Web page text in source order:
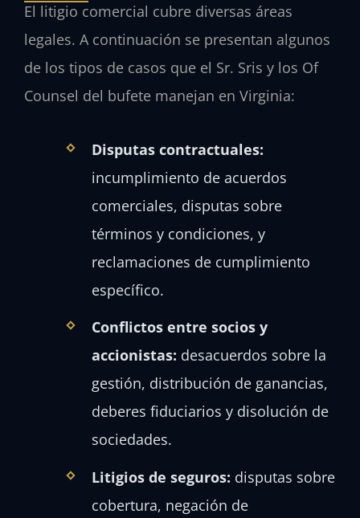
El litigio comercial cubre diversas áreas
legales. A continuación se presentan algunos
de los tipos de casos que el Sr. Sris y los Of
Counsel del bufete manejan en Virginia:
Disputas contractuales:
incumplimiento de acuerdos
comerciales, disputas sobre
términos y condiciones, y
reclamaciones de cumplimiento
específico.
Conflictos entre socios y
accionistas: desacuerdos sobre la
gestión, distribución de ganancias,
deberes fiduciarios y disolución de
sociedades.
Litigios de seguros: disputas sobre
cobertura, negación de